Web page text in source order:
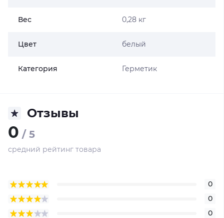
Вес 0,28 кг
Цвет белый
Категория Герметик
Отзывы
0 / 5
средний рейтинг товара
0
0
0